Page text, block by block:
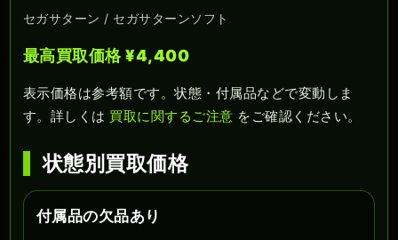
セガサターン / セガサターンソフト
最高買取価格 ¥4,400
表示価格は参考額です。状態・付属品などで変動しま
す。詳しくは 買取に関するご注意 をご確認ください。
状態別買取価格
付属品の欠品あり